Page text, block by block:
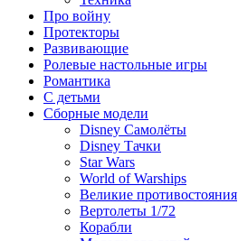
Про войну
Протекторы
Развивающие
Ролевые настольные игры
Романтика
С детьми
Сборные модели
Disney Самолёты
Disney Тачки
Star Wars
World of Warships
Великие противостояния
Вертолеты 1/72
Корабли